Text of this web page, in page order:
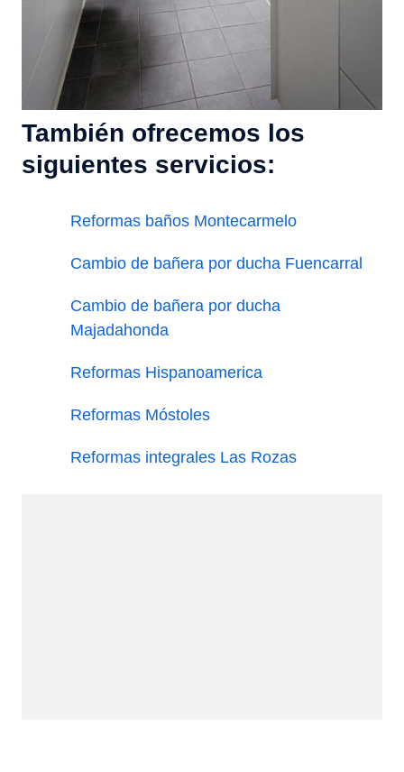
También ofrecemos los
siguientes servicios:
Reformas baños Montecarmelo
Cambio de bañera por ducha Fuencarral
Cambio de bañera por ducha
Majadahonda
Reformas Hispanoamerica
Reformas Móstoles
Reformas integrales Las Rozas